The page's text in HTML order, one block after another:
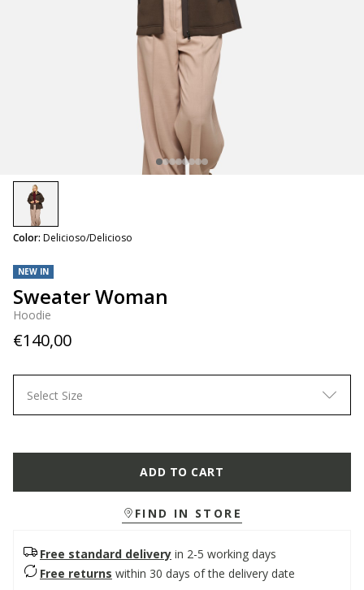
NEW IN
Sweater Woman
Hoodie
€140,00
Color: Delicioso/Delicioso
selected
Select Size
ADD TO CART
FIND IN STORE
Free standard delivery in 2-5 working days
Free returns within 30 days of the delivery date